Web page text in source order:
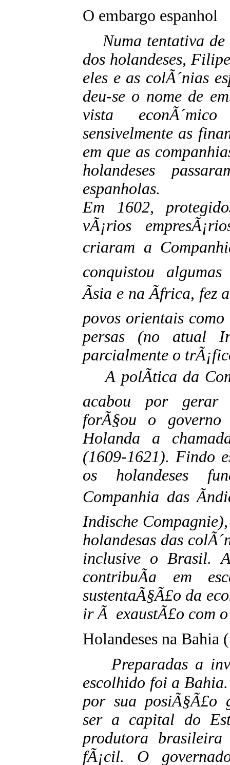
O embargo espanhol
Numa tentativa
dos holandeses,
eles e as colÃ´nias
deu-se o nome de
vista
sensivelmente as
em que as
holandeses
espanholas.
Em 1602,
vÃ¡rios
criaram a
conquistou
Ãsia e na Ãfrica,
povos orientais como
persas (no atual
parcialmente o
A polÃ­tica da
acabou por gerar
forÃ§ou o
Holanda a
(1609-1621). Findo
os holandeses
Companhia das
Indische
holandesas das
inclusive o Brasil.
contribuÃ­a em
sustentaÃ§Ã£o da
ir Ã exaustÃ£o com
Holandeses na Bahia
Preparadas a
escolhido foi a
por sua posiÃ§Ã£o
ser a capital do
produtora
fÃ¡cil. O